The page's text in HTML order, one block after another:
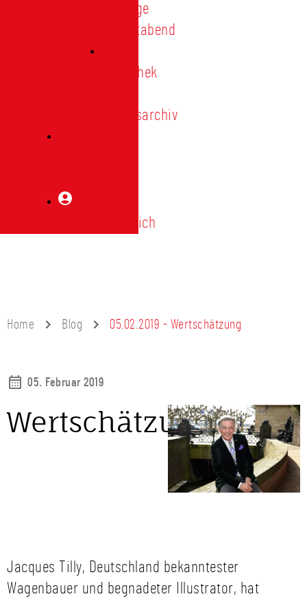
Vorträge
Heimatabend
Bibliothek
Vereinsarchiv
Mitgliederbereich
Home Blog 05.02.2019 - Wertschätzung
05. Februar 2019
Wertschätzung
Jacques Tilly, Deutschland bekanntester
Wagenbauer und begnadeter Illustrator, hat